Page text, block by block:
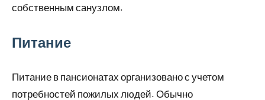
собственным санузлом.
Питание
Питание в пансионатах организовано с учетом
потребностей пожилых людей. Обычно